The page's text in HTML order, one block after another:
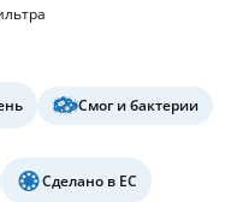
Смог и бактерии
Сделано в ЕС